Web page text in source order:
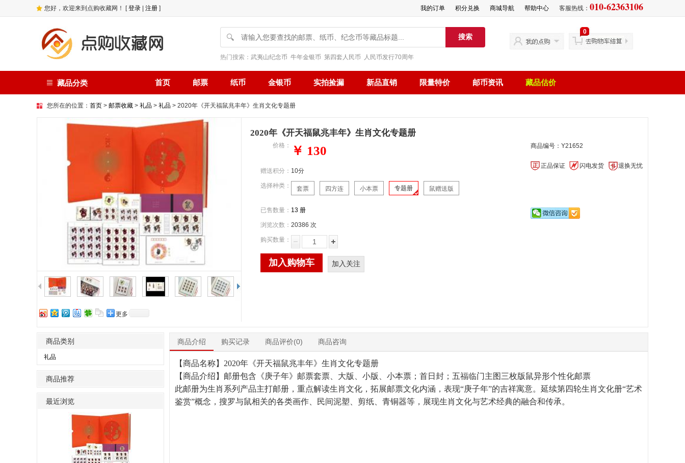
您好，欢迎来到点购收藏网！ [登录 注册 ] 客服热线： 010-62363106
帮助中心
商城导航
积分兑换
我的订单
🔍 搜索
热门搜索： 武夷山纪念币 牛年金银币 第四套人民币 人民币发行70周年
0
藏品分类 首页 邮票 纸币 金银币 实拍捡漏 新品直销 限量特价 邮币资讯 藏品估价
您所在的位置： 首页 > 邮票收藏 > 礼品 > 礼品 > 2020年《开天福鼠兆丰年》生肖文化专题册
更多
2020年《开天福鼠兆丰年》生肖文化专题册
价格： ￥ 130
赠送积分： 10分
选择种类： 套票 四方连 小本票 专题册 鼠赠送版
已售数量： 13 册
浏览次数： 20386 次
购买数量：
加入购物车 加入关注
商品编号：Y21652
正品保证 闪电发货 退换无忧
商品类别
礼品
商品推荐
最近浏览
商品介绍 购买记录 商品评价(0) 商品咨询
【商品名称】2020年《开天福鼠兆丰年》生肖文化专题册
【商品介绍】邮册包含《庚子年》邮票套票、大版、小版、小本票；首日封；五福临门主图三枚版鼠异形个性化邮票
此邮册为生肖系列产品主打邮册，重点解读生肖文化，拓展邮票文化内涵，表现“庚子年”的吉祥寓意。延续第四轮生肖文化册“艺术
鉴赏”概念，搜罗与鼠相关的各类画作、民间泥塑、剪纸、青铜器等，展现生肖文化与艺术经典的融合和传承。